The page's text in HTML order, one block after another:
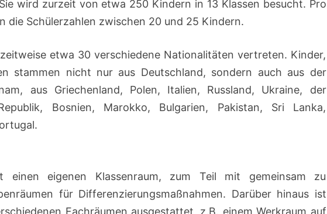
wird zurzeit von etwa 250 Kindern in 13 Klassen besucht. Pro
die Schülerzahlen zwischen 20 und 25 Kindern.
etwa 30 verschiedene Nationalitäten vertreten. Kinder,
stammen nicht nur aus Deutschland, sondern auch aus der
aus Griechenland, Polen, Italien, Russland, Ukraine, der
Bosnien, Marokko, Bulgarien, Pakistan, Sri Lanka,
einen eigenen Klassenraum, zum Teil mit gemeinsam zu
für Differenzierungsmaßnahmen. Darüber hinaus ist
Fachräumen ausgestattet, z.B. einem Werkraum auf